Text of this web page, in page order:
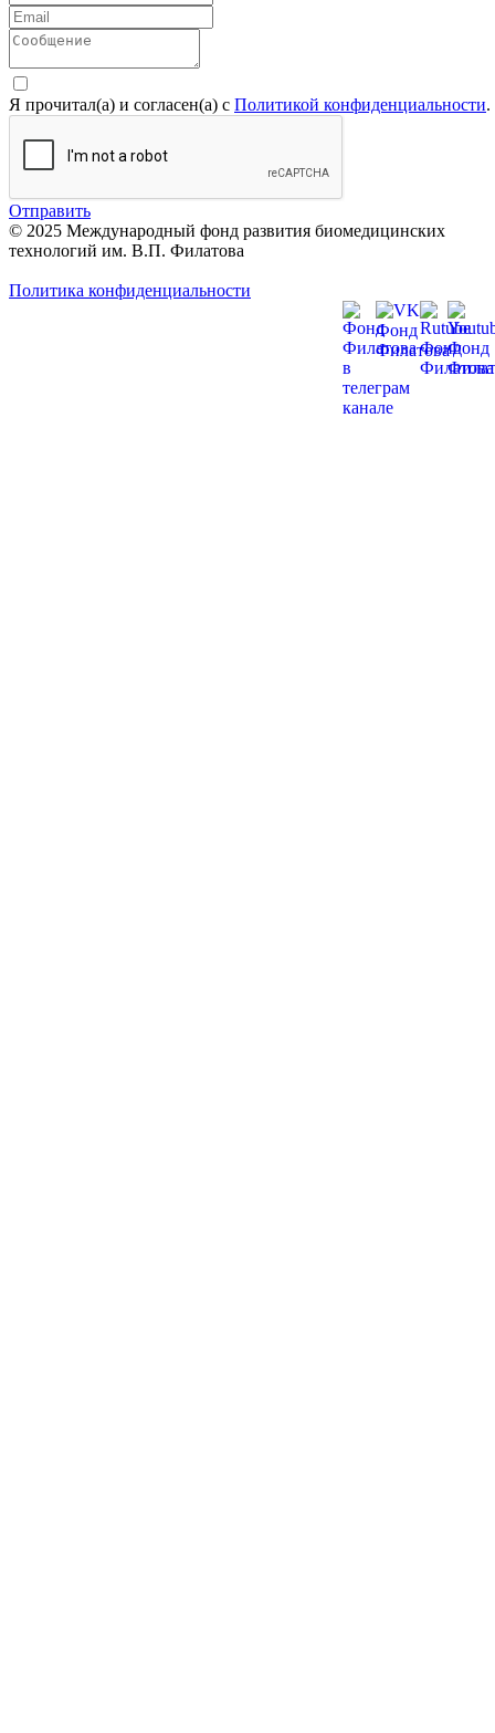
Я прочитал(а) и согласен(а) с Политикой конфиденциальности.
Отправить
© 2025 Международный фонд развития биомедицинских
технологий им. В.П. Филатова
Политика конфиденциальности